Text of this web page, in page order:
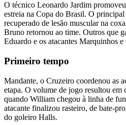
O técnico Leonardo Jardim
estreia na Copa do Brasil. O
recuperado de lesão muscular na
Bruno retornou ao time. Outros que
Eduardo e os atacantes Marquinhos
Primeiro tempo
Mandante, o Cruzeiro coordenou as
etapa. O volume de jogo resultou em
quando William chegou à linha de
atacante finalizou rasteiro, de bate-
do goleiro Halls.